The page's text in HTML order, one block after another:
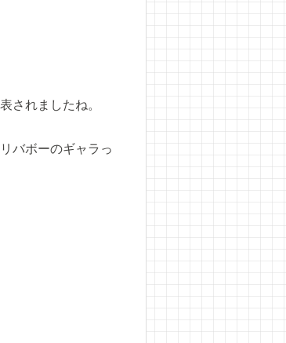
されましたね。
バボーのギャラっ